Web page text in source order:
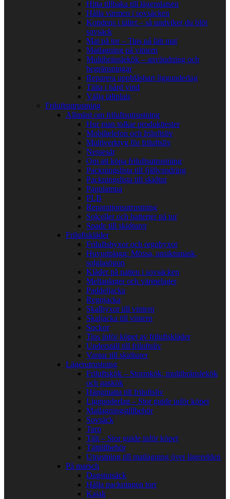
Hitta tillbaka till lägerplatsen
Hålla värmen i sovsäcken
Kondens i tältet – så undviker du blöt
sovsäck
Mat på tur – Tips på lätt mat
Matlagning på vintern
Multibränslekök – användning och
begränsningar
Reparera uppblåsbart liggunderlag
Tälta i hård vind
Välja tältplats
Friluftsutrustning
Allmänt om friluftsutrustning
Hur man tolkar produkttester
Mobiltelefon och friluftsliv
Multiverktyg för friluftsliv
Nessesär
Om att köpa friluftsutrustning
Packningslista till fjällvandring
Packningslista till skidtur
Pannlampa
PLB
Reparationsutrustning
Solceller och batterier på tur
Spade till skidturer
Friluftskläder
Friluftsbyxor och regnbyxor
Huvudplagg: Mössa, ansiktsmask,
solglasögon
Kläder på natten i sovsäcken
Mellanlager och värmelager
Paddeljacka
Regnjacka
Skalbyxor till vintern
Skaljacka till vintern
Sockor
Tips inför köpet av friluftskläder
Underställ till friluftsliv
Vantar till skidturer
Lägerutrustning
Friluftskök – Stormkök, multibränslekök
och gaskök
Hängmatta till friluftsliv
Liggunderlag – Stor guide inför köpet
Matlagningstillbehör
Sovsäck
Tarp
Tält – Stor guide inför köpet
Tälttillbehör
Utrustning till matlagning över lägerelden
På marsch
Dagstursäck
Hålla packningen torr
Kajak